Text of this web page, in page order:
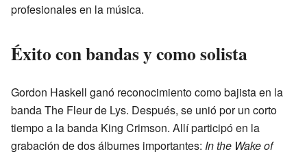
profesionales en la música.
Éxito con bandas y como solista
Gordon Haskell ganó reconocimiento como bajista en la
banda The Fleur de Lys. Después, se unió por un corto
tiempo a la banda King Crimson. Allí participó en la
grabación de dos álbumes importantes: In the Wake of